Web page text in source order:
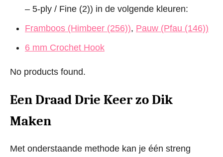
– 5-ply / Fine (2)) in de volgende kleuren:
Framboos (Himbeer (256)), Pauw (Pfau (146))
6 mm Crochet Hook
No products found.
Een Draad Drie Keer zo Dik
Maken
Met onderstaande methode kan je één streng